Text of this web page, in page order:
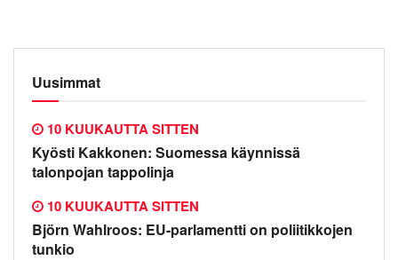
Uusimmat
Kyösti Kakkonen: Suomessa käynnissä
talonpojan tappolinja
10 KUUKAUTTA SITTEN
Björn Wahlroos: EU-parlamentti on poliitikkojen
tunkio
10 KUUKAUTTA SITTEN